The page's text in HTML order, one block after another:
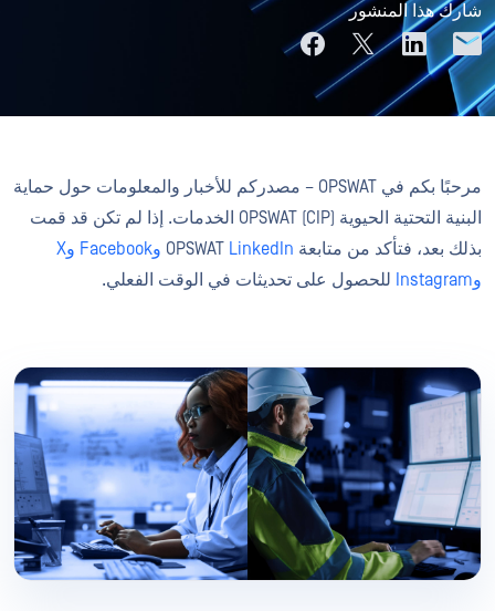
شارك هذا المنشور
مرحبًا بكم في OPSWAT – مصدركم للأخبار والمعلومات حول حماية
البنية التحتية الحيوية (CIP) OPSWAT الخدمات. إذا لم تكن قد قمت
بذلك بعد، فتأكد من متابعة OPSWAT LinkedIn وFacebook
وX
وInstagram
للحصول على تحديثات في الوقت الفعلي.